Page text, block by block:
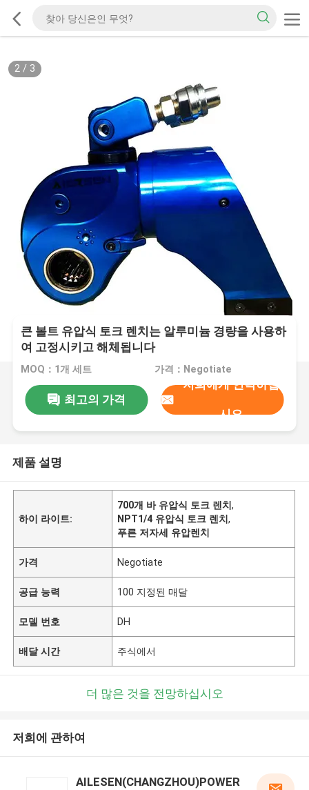
2/ 3
큰 볼트 유압식 토크 렌치는 알루미늄 경량을 사용하
여 고정시키고 해체됩니다
MOQ：1개 세트 가격：Negotiate
최고의 가격
저희에게 연락하십
시오
제품 설명
하이 라이트:
700개 바 유압식 토크 렌치,
NPT1/4 유압식 토크 렌치,
푸른 저자세 유압렌치
가격 Negotiate
공급 능력 100 지정된 매달
모델 번호 DH
배달 시간 주식에서
더 많은 것을 전망하십시오
저희에 관하여
AILESEN(CHANGZHOU)POWER